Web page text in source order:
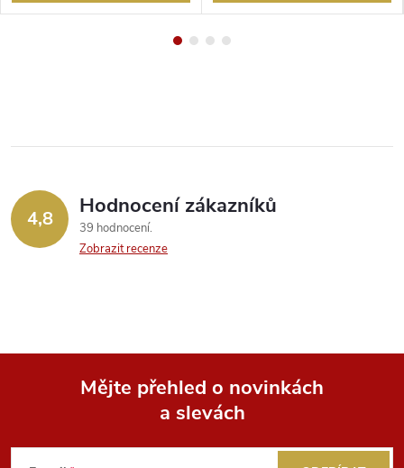
4,8 Hodnocení zákazníků
39 hodnocení
Zobrazit recenze
Mějte přehled o novinkách
a slevách